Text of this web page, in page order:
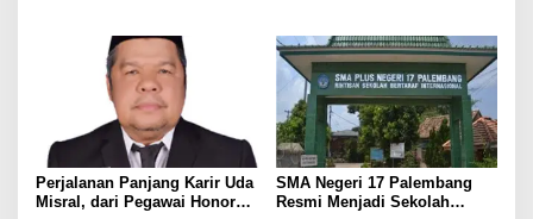
Perjalanan Panjang Karir Uda
Misral, dari Pegawai Honorer
SMA Negeri 17 Palembang
Resmi Menjadi Sekolah